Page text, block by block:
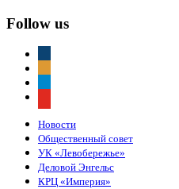
Follow us
Новости
Общественный совет
УК «Левобережье»
Деловой Энгельс
КРЦ «Империя»